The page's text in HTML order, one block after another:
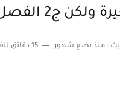
عشر 16 بقلم إلهام رفعت
: منذ بضع شهور 15 دقائق للقراءة